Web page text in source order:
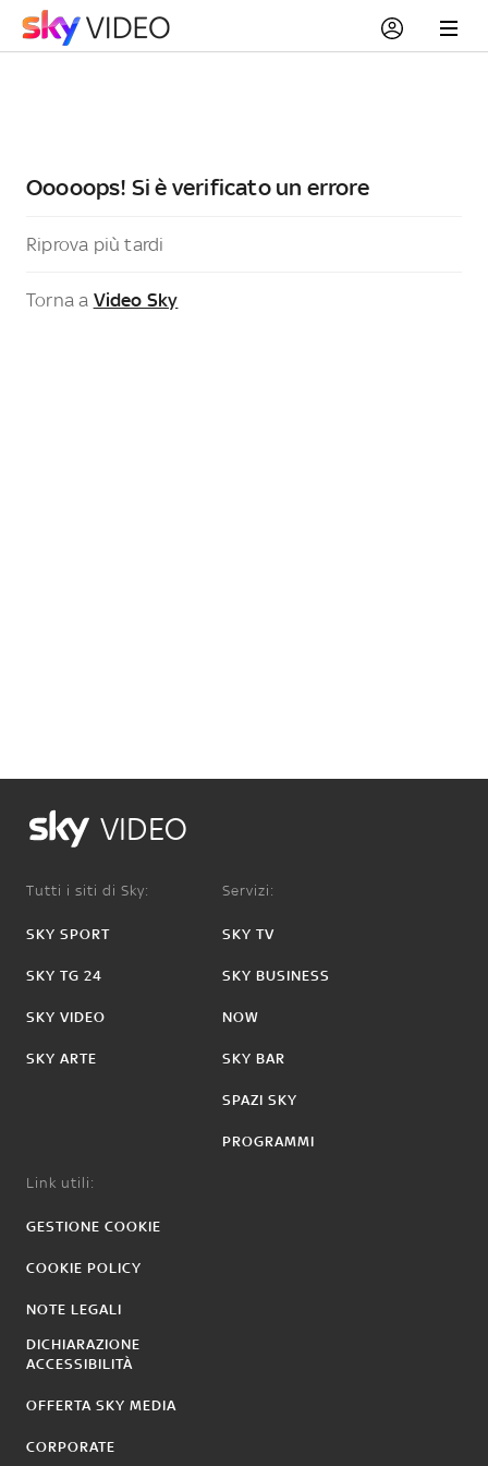
Ooooops! Si è verificato un errore
Riprova più tardi
Torna a Video Sky
VIDEO
Tutti i siti di Sky:
SKY SPORT
SKY TG 24
SKY VIDEO
SKY ARTE
Servizi:
SKY TV
SKY BUSINESS
NOW
SKY BAR
SPAZI SKY
PROGRAMMI
Link utili:
GESTIONE COOKIE
COOKIE POLICY
NOTE LEGALI
DICHIARAZIONE
ACCESSIBILITÀ
OFFERTA SKY MEDIA
CORPORATE